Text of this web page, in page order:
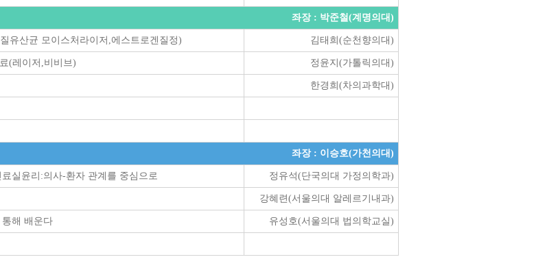
좌장 : 박준철(계명의대)
유산균 모이스처라이저,에스트로겐질정) 김태희(순천향의대)
(레이저,비비브) 정윤지(가톨릭의대)
한경희(차의과학대)
좌장 : 이승호(가천의대)
실윤리:의사-환자 관계를 중심으로 정유석(단국의대 가정의학과)
강혜련(서울의대 알레르기내과)
해 배운다 유성호(서울의대 법의학교실)